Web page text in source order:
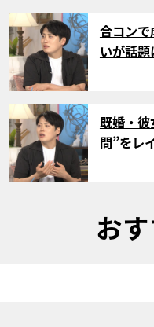
サムネイル
合コン
いが話
サムネイル
既婚・
問”をレ
お